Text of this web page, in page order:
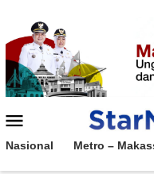
konten
Mobile
Nasional Metro –